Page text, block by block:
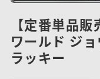
【定番単品
ワールド ジ
ラッキー